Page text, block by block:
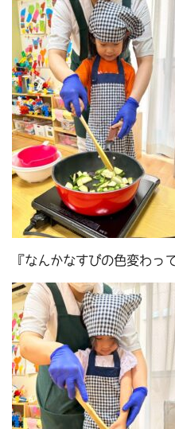
『なんかなすびの色変わっ